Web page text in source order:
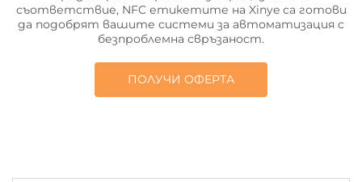
съответствие, NFC етикетите на Xinye са готови
да подобрят вашите системи за автоматизация с
безпроблемна свръзаност.
ПОЛУЧИ ОФЕРТА